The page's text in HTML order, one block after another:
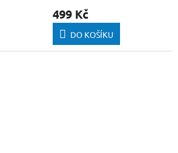
499 Kč
DO KOŠÍKU